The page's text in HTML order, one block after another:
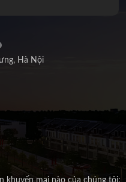
Hà Nội
khuyến mại nào của chúng tôi: